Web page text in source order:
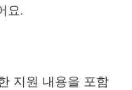
요.
지원 내용을 포함